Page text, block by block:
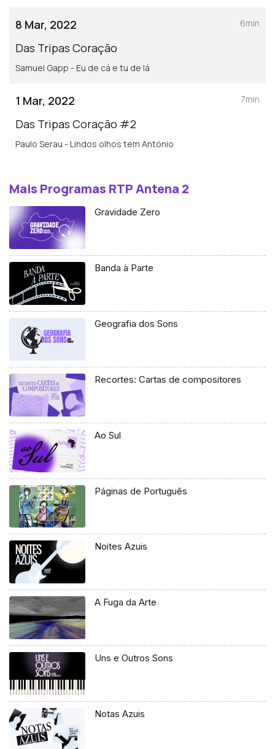
8 Mar, 2022
Das Tripas Coração
Samuel Gapp - Eu de cá e tu de lá
6min
1 Mar, 2022
Das Tripas Coração #2
Paulo Serau - Lindos olhos tem António
7min
Mais Programas RTP Antena 2
Gravidade Zero
Banda à Parte
Geografia dos Sons
Recortes: Cartas de compositores
Ao Sul
Páginas de Português
Noites Azuis
A Fuga da Arte
Uns e Outros Sons
Notas Azuis